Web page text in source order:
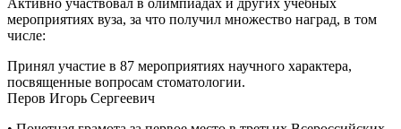
мероприятиях вуза, за что получил множество наград, в том
числе:
Принял участие в 87 мероприятиях научного характера,
посвященные вопросам стоматологии.
Перов Игорь Сергеевич